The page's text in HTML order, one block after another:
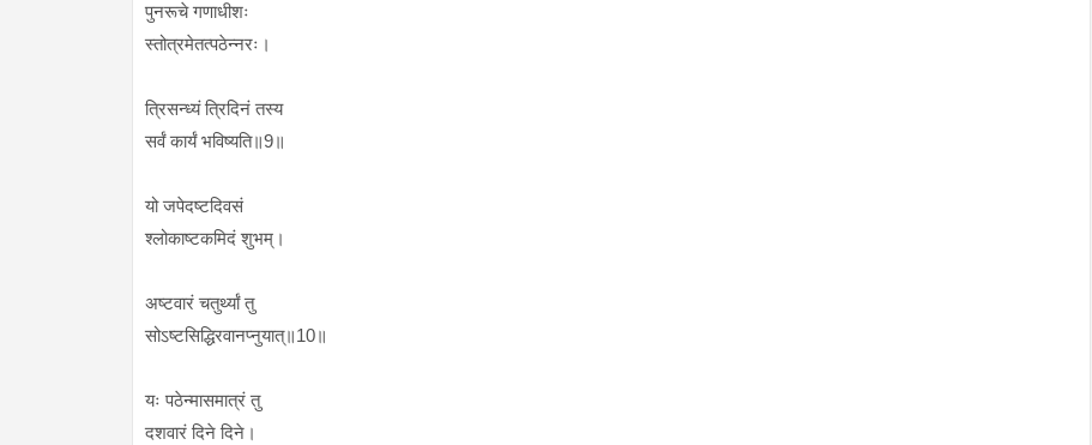
पुनरूचे गणाधीशः
स्तोत्रमेतत्पठेन्नरः।
त्रिसन्ध्यं त्रिदिनं तस्य
सर्वं कार्यं भविष्यति॥9॥
यो जपेदष्टदिवसं
श्लोकाष्टकमिदं शुभम्।
अष्टवारं चतुर्थ्यां तु
सोऽष्टसिद्धिरवानप्नुयात्॥10॥
यः पठेन्मासमात्रं तु
दशवारं दिने दिने।